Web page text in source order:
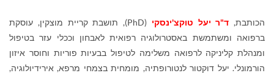
הכותבת, ד"ר יעל טוקצ'ינסקי (
PhD), תושבת קריית מוצקין, עוסקת
ברפואה ומשתמשת באסטרולוגיה רפואית לאבחון וככלי עזר בטיפול
ומנהלת קליניקה לרפואה משלימה לטיפול בבעיות פוריות וחוסר איזון
הורמונלי. יעל דוקטור לנטורופתיה, מומחית בצמחי מרפא, אירידיולוגיה,